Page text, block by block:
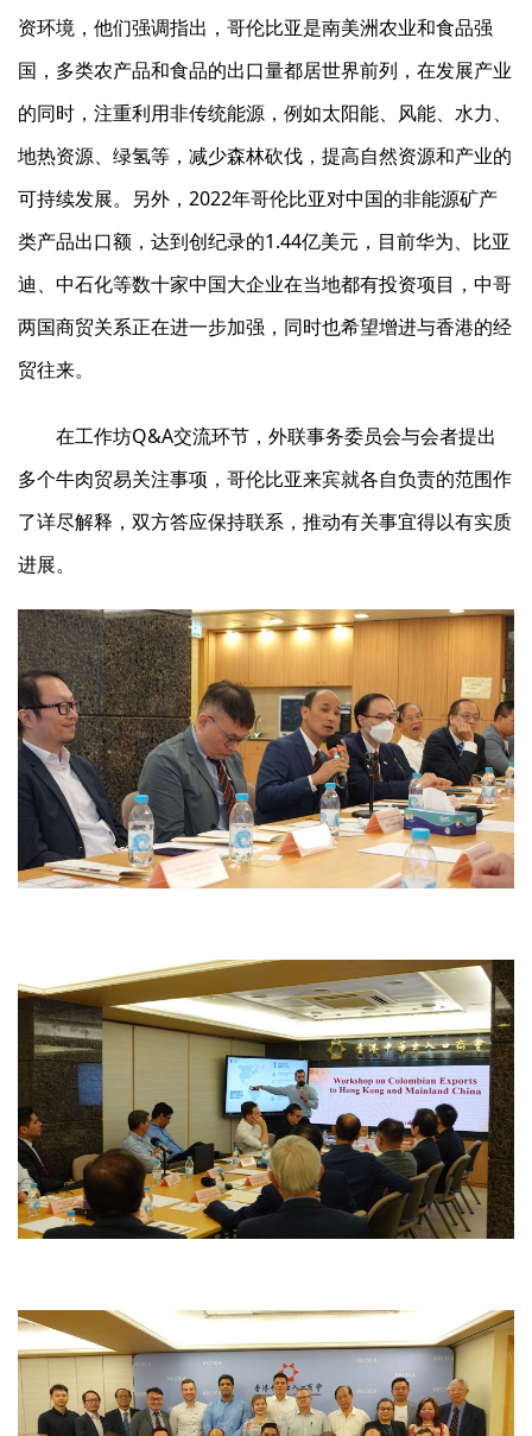
资环境，他们强调指出，哥伦比亚是南美洲农业和食品强
国，多类农产品和食品的出口量都居世界前列，在发展产业
的同时，注重利用非传统能源，例如太阳能、风能、水力、
地热资源、绿氢等，减少森林砍伐，提高自然资源和产业的
可持续发展。另外，2022年哥伦比亚对中国的非能源矿产
类产品出口额，达到创纪录的1.44亿美元，目前华为、比亚
迪、中石化等数十家中国大企业在当地都有投资项目，中哥
两国商贸关系正在进一步加强，同时也希望增进与香港的经
贸往来。
在工作坊Q&A交流环节，外联事务委员会与会者提出
多个牛肉贸易关注事项，哥伦比亚来宾就各自负责的范围作
了详尽解释，双方答应保持联系，推动有关事宜得以有实质
进展。